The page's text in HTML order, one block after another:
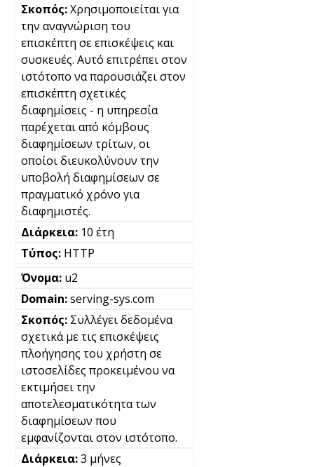
Χρησιμοποιείται για
την αναγνώριση του
επισκέπτη σε επισκέψεις και
συσκευές. Αυτό επιτρέπει στον
ιστότοπο να παρουσιάζει στον
επισκέπτη σχετικές
διαφημίσεις - η υπηρεσία
παρέχεται από κόμβους
διαφημίσεων τρίτων, οι
οποίοι διευκολύνουν την
υποβολή διαφημίσεων σε
πραγματικό χρόνο για
διαφημιστές.
10 έτη
HTTP
u2
serving-sys.com
Συλλέγει δεδομένα
σχετικά με τις επισκέψεις
πλοήγησης του χρήστη σε
ιστοσελίδες προκειμένου να
εκτιμήσει την
αποτελεσματικότητα των
διαφημίσεων που
εμφανίζονται στον ιστότοπο.
3 μήνες